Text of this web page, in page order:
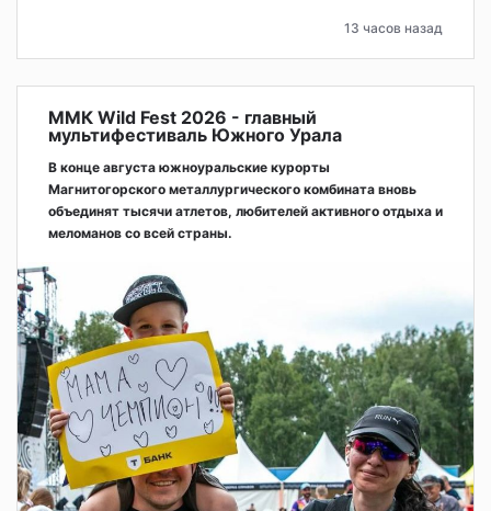
13 часов назад
ММК Wild Fest 2026 - главный
мультифестиваль Южного Урала
В конце августа южноуральские курорты
Магнитогорского металлургического комбината вновь
объединят тысячи атлетов, любителей активного отдыха и
меломанов со всей страны.